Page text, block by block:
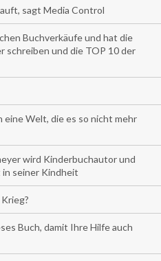
sagt Media Control
Buchverkäufe und hat die
schreiben und die TOP 10 der
eine Welt, die es so nicht mehr
wird Kinderbuchautor und
seiner Kindheit
Buch, damit Ihre Hilfe auch